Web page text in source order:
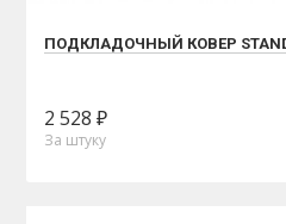
ПОДКЛАДОЧНЫЙ КОВЕР
2 528 ₽
За штуку